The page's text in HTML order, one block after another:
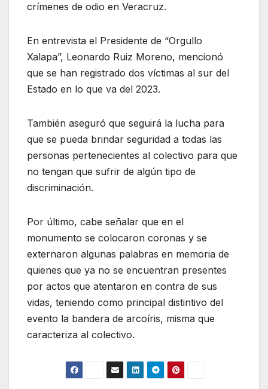
crímenes de odio en Veracruz.
En entrevista el Presidente de “Orgullo
Xalapa”, Leonardo Ruiz Moreno, mencionó
que se han registrado dos víctimas al sur del
Estado en lo que va del 2023.
También aseguró que seguirá la lucha para
que se pueda brindar seguridad a todas las
personas pertenecientes al colectivo para que
no tengan que sufrir de algún tipo de
discriminación.
Por último, cabe señalar que en el
monumento se colocaron coronas y se
externaron algunas palabras en memoria de
quienes que ya no se encuentran presentes
por actos que atentaron en contra de sus
vidas, teniendo como principal distintivo del
evento la bandera de arcoíris, misma que
caracteriza al colectivo.